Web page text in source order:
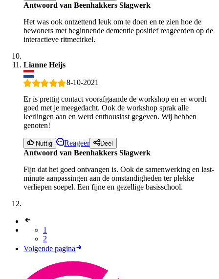
Antwoord van Beenhakkers Slagwerk
Het was ook ontzettend leuk om te doen en te zien hoe de
bewoners met beginnende dementie positief reageerden op de
interactieve ritmecirkel.
Lianne Heijs
8-10-2021
Er is prettig contact voorafgaande de workshop en er wordt
goed met je meegedacht. Ook de workshop sprak alle
leerlingen aan en werd enthousiast gegeven. Wij hebben
genoten!
Nuttig Reageer Deel
Antwoord van Beenhakkers Slagwerk
Fijn dat het goed ontvangen is. Ook de samenwerking en last-
minute aanpassingen aan de omstandigheden ter plekke
verliepen soepel. Een fijne en gezellige basisschool.
1
2
Volgende pagina